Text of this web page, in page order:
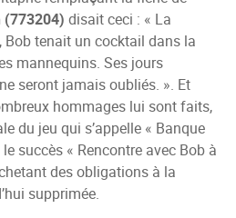
(773204) disait ceci : « La
Bob tenait un cocktail dans la
mannequins. Ses jours
seront jamais oubliés. ». Et
hommages lui sont faits,
du jeu qui s’appelle « Banque
succès « Rencontre avec Bob à
des obligations à la
supprimée.